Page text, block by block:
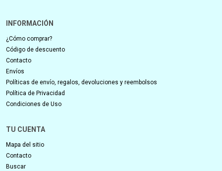
INFORMACIÓN
¿Cómo comprar?
Código de descuento
Contacto
Envíos
Políticas de envío, regalos, devoluciones y reembolsos
Política de Privacidad
Condiciones de Uso
TU CUENTA
Mapa del sitio
Contacto
Buscar